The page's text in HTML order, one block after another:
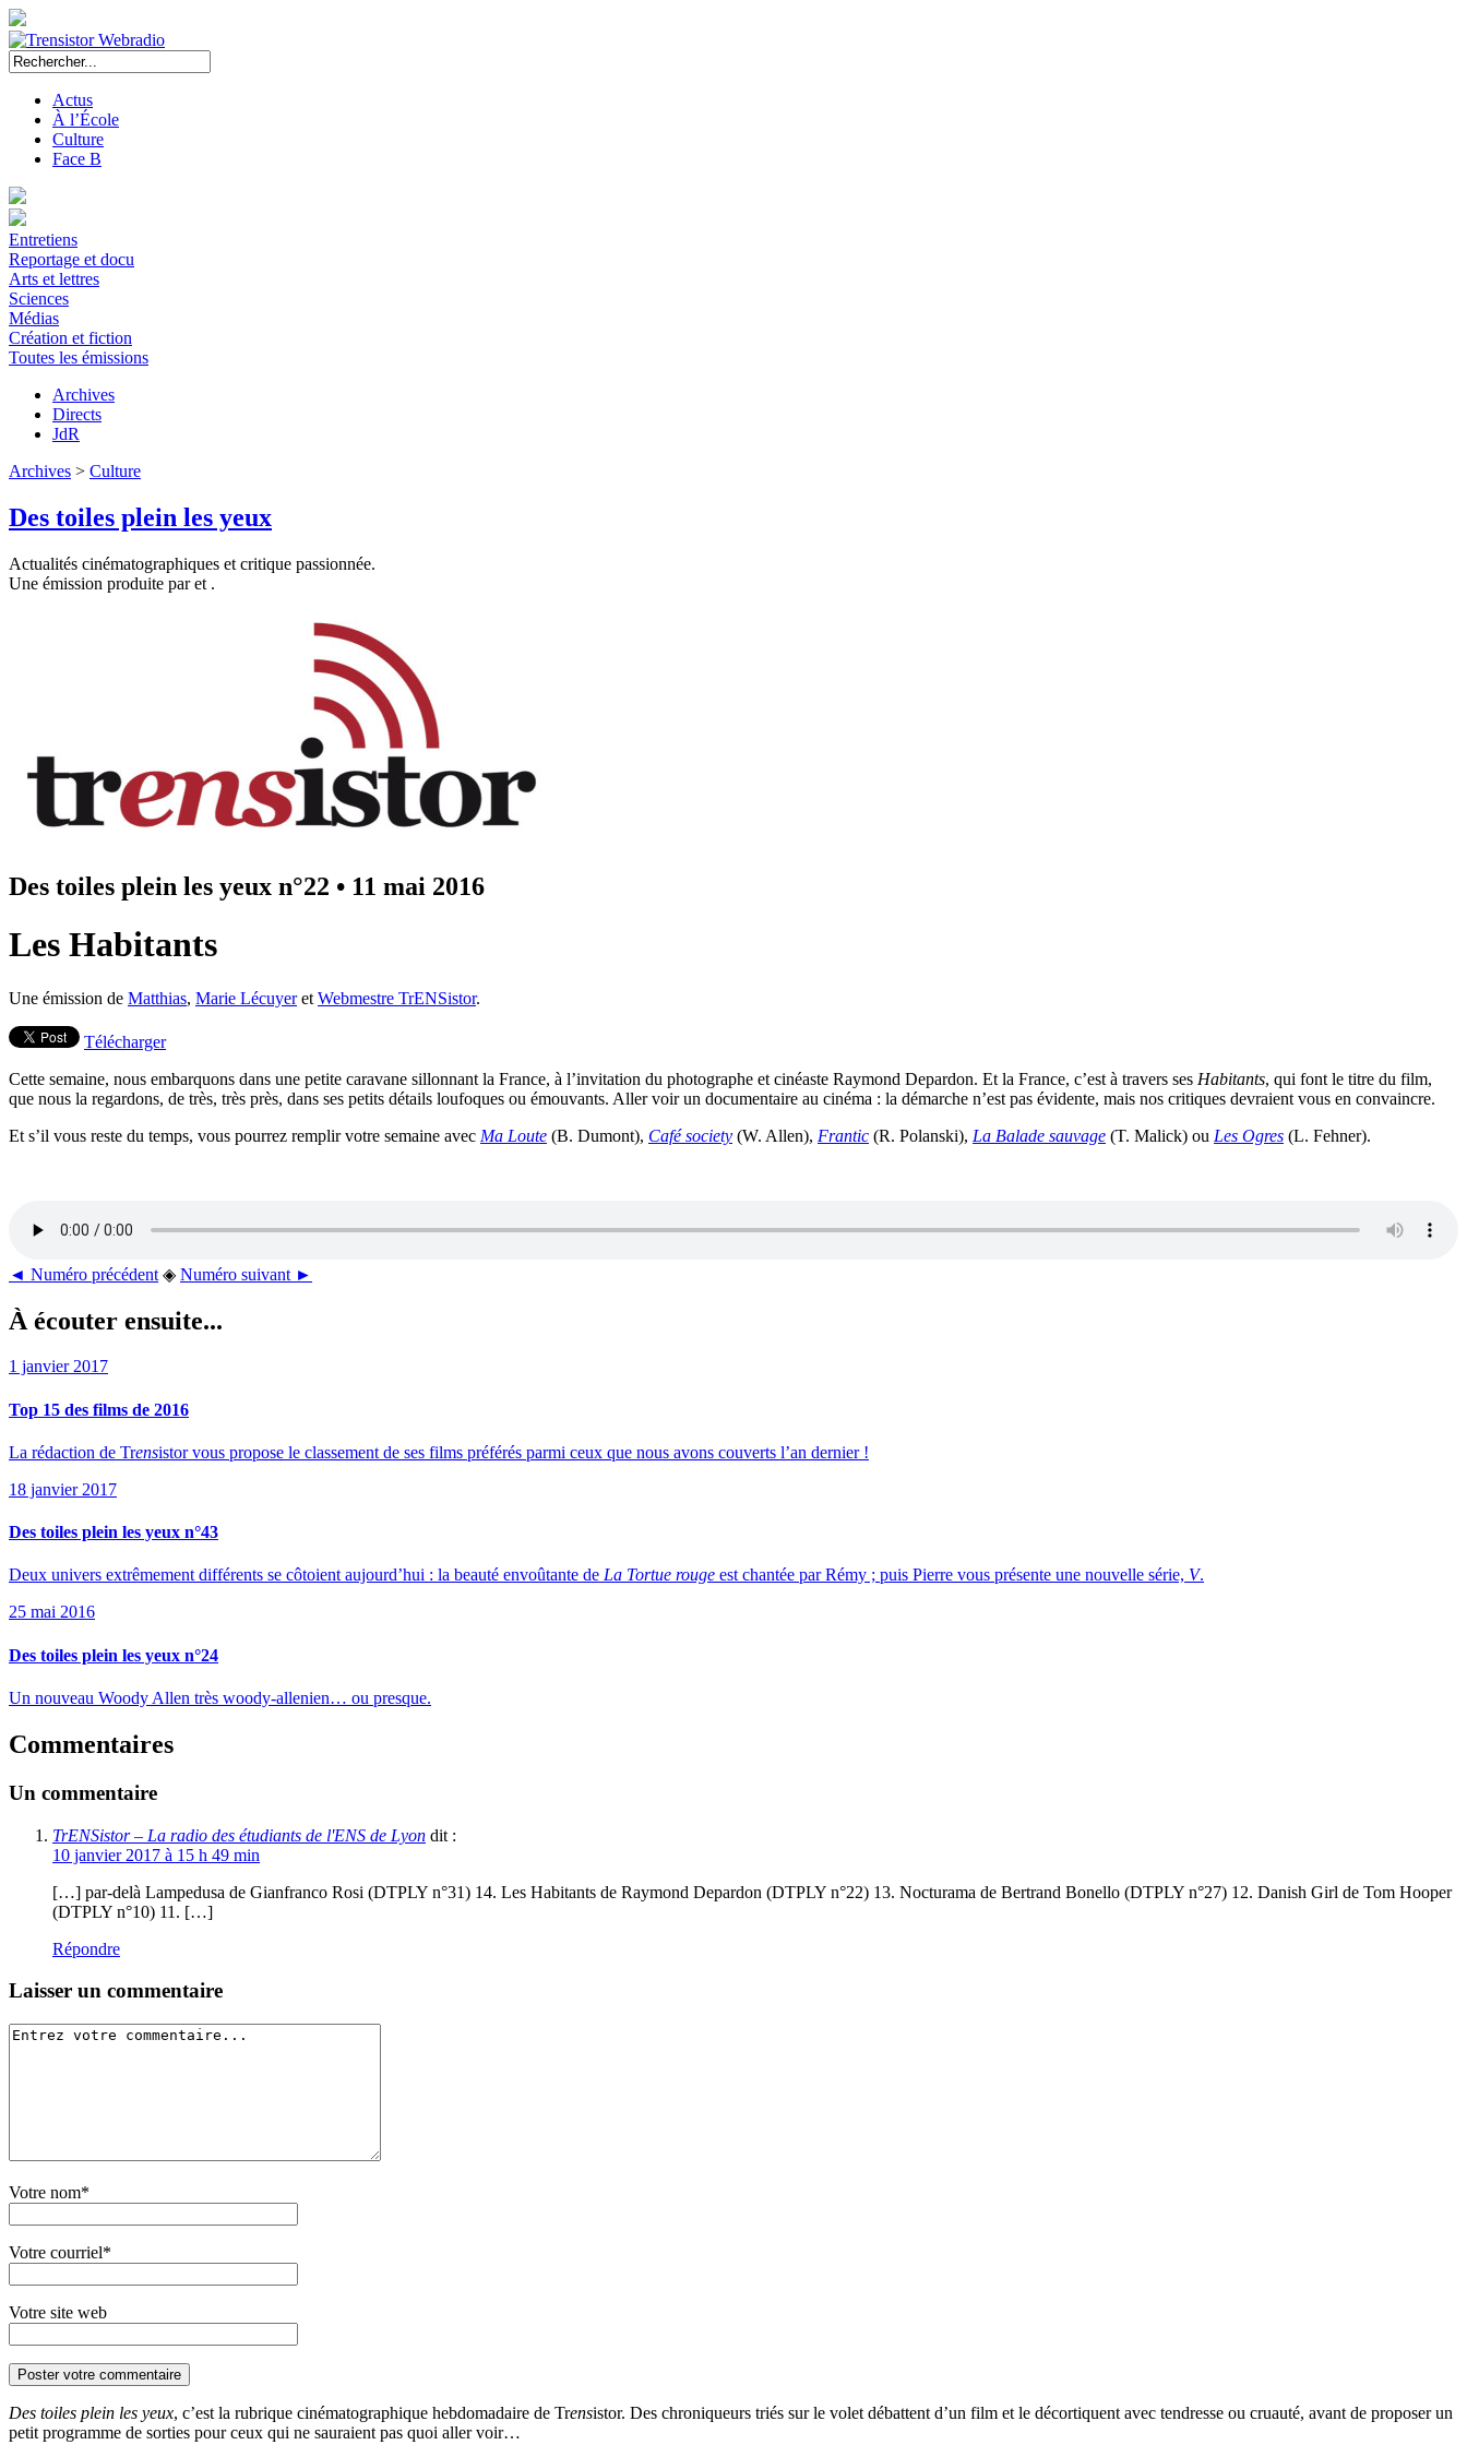
Actus
À l’École
Culture
Face B
Entretiens
Reportage et docu
Arts et lettres
Sciences
Médias
Création et fiction
Toutes les émissions
Archives
Directs
JdR
Archives > Culture
Des toiles plein les yeux
Actualités cinématographiques et critique passionnée.
Une émission produite paret .
Des toiles plein les yeux n°22 • 11 mai 2016
Les Habitants
Une émission de Matthias, Marie Lécuyeret Webmestre TrENSistor.
Télécharger
Cette semaine, nous embarquons dans une petite caravane sillonnant la France, à l’invitation du photographe et cinéaste Raymond Depardon. Et la France, c’est à travers ses Habitants, qui font le titre du film,
que nous la regardons, de très, très près, dans ses petits détails loufoques ou émouvants. Aller voir un documentaire au cinéma : la démarche n’est pas évidente, mais nos critiques devraient vous en convaincre.
Et s’il vous reste du temps, vous pourrez remplir votre semaine avec Ma Loute (B. Dumont), Café society (W. Allen), Frantic (R. Polanski), La Balade sauvage (T. Malick) ou Les Ogres (L. Fehner).
◄ Numéro précédent ◈ Numéro suivant ►
À écouter ensuite...
1 janvier 2017
Top 15 des films de 2016
La rédaction de Trensistor vous propose le classement de ses films préférés parmi ceux que nous avons couverts l’an dernier !
18 janvier 2017
Des toiles plein les yeux n°43
Deux univers extrêmement différents se côtoient aujourd’hui : la beauté envoûtante de La Tortue rouge est chantée par Rémy ; puis Pierre vous présente une nouvelle série, V.
25 mai 2016
Des toiles plein les yeux n°24
Un nouveau Woody Allen très woody-allenien… ou presque.
Commentaires
Un commentaire
TrENSistor – La radio des étudiants de l'ENS de Lyon dit :
10 janvier 2017 à 15 h 49 min
[…] par-delà Lampedusa de Gianfranco Rosi (DTPLY n°31) 14. Les Habitants de Raymond Depardon (DTPLY n°22) 13. Nocturama de Bertrand Bonello (DTPLY n°27) 12. Danish Girl de Tom Hooper
(DTPLY n°10) 11. […]
Répondre
Laisser un commentaire
Votre nom*
Votre courriel*
Votre site web
Des toiles plein les yeux, c’est la rubrique cinématographique hebdomadaire de Trensistor. Des chroniqueurs triés sur le volet débattent d’un film et le décortiquent avec tendresse ou cruauté, avant de proposer un
petit programme de sorties pour ceux qui ne sauraient pas quoi aller voir…